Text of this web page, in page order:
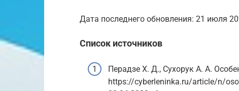
Дата последнего обновления: 21 июля
Список источников
Перадзе Х. Д., Сухорук А. А.
https://cyberleninka.ru/article/n/